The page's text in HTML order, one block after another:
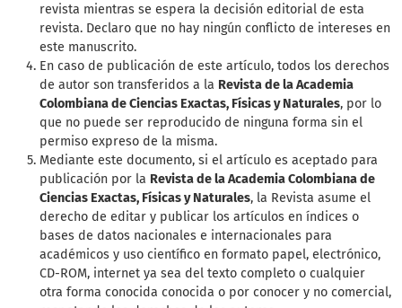
revista mientras se espera la decisión editorial de esta
revista. Declaro que no hay ningún conflicto de intereses en
este manuscrito.
En caso de publicación de este artículo, todos los derechos
de autor son transferidos a la Revista de la Academia
Colombiana de Ciencias Exactas, Físicas y Naturales, por lo
que no puede ser reproducido de ninguna forma sin el
permiso expreso de la misma.
Mediante este documento, si el artículo es aceptado para
publicación por la Revista de la Academia Colombiana de
Ciencias Exactas, Físicas y Naturales, la Revista asume el
derecho de editar y publicar los artículos en índices o
bases de datos nacionales e internacionales para
académicos y uso científico en formato papel, electrónico,
CD-ROM, internet ya sea del texto completo o cualquier
otra forma conocida conocida o por conocer y no comercial,